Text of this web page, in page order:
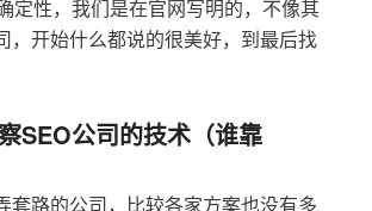
定性，我们是在官网写明的，不像其
，开始什么都说的很美好，到最后找
SEO公司的技术（谁靠
套路的公司，比较各家方案也没有多